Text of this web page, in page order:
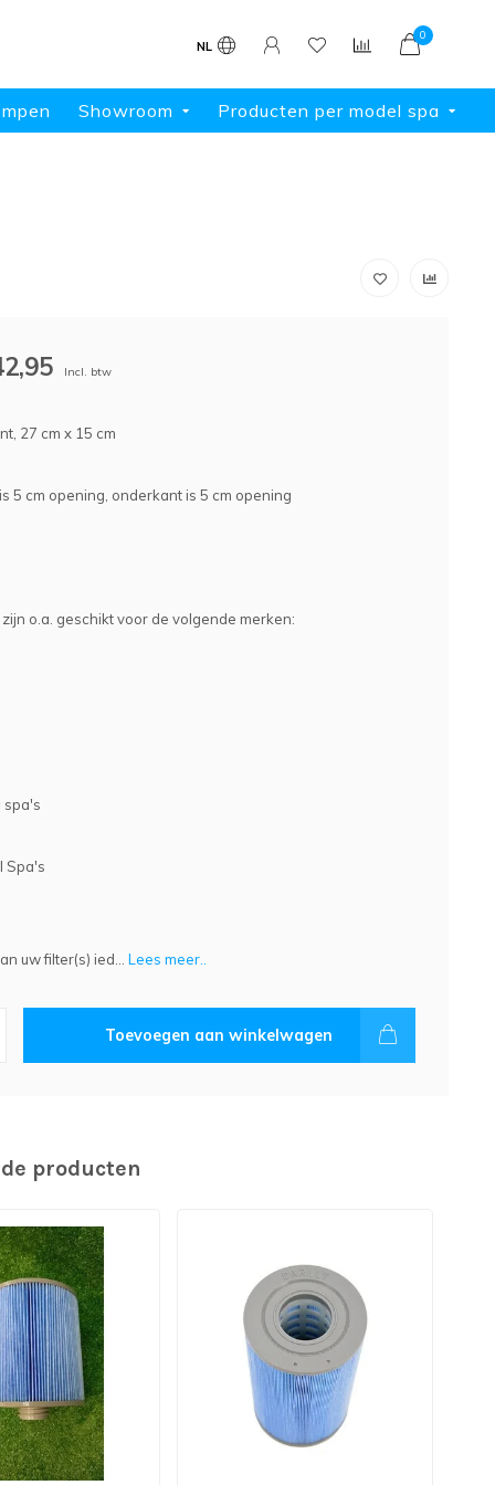
NL
0
Showroom Producten per model spa
Incl. btw
27 cm x 15 cm
5 cm opening, onderkant is 5 cm opening
o.a. geschikt voor de volgende merken:
spa's
Spa's
uw filter(s) ied... Lees meer..
Toevoegen aan winkelwagen
producten